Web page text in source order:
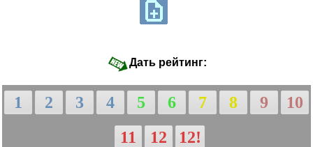
Дать рейтинг:
1 2 3 4 5 6 7 8 9
10
11
12 12!